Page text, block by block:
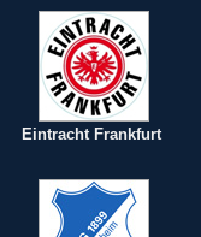
Eintracht Frankfurt